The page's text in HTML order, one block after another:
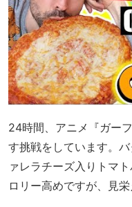
24時間、アニメ『ガー
す挑戦をしています。
ァレラチーズ入りトマ
ロリー高めですが、見